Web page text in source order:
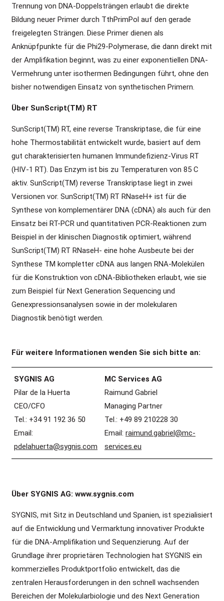
Trennung von DNA-Doppelsträngen erlaubt die direkte
Bildung neuer Primer durch TthPrimPol auf den gerade
freigelegten Strängen. Diese Primer dienen als
Anknüpfpunkte für die Phi29-Polymerase, die dann direkt mit
der Amplifikation beginnt, was zu einer exponentiellen DNA-
Vermehrung unter isothermen Bedingungen führt, ohne den
bisher notwendigen Einsatz von synthetischen Primern.
Über SunScript(TM) RT
SunScript(TM) RT, eine reverse Transkriptase, die für eine
hohe Thermostabilität entwickelt wurde, basiert auf dem
gut charakterisierten humanen Immundefizienz-Virus RT
(HIV-1 RT). Das Enzym ist bis zu Temperaturen von 85 C
aktiv. SunScript(TM) reverse Transkriptase liegt in zwei
Versionen vor. SunScript(TM) RT RNaseH+ ist für die
Synthese von komplementärer DNA (cDNA) als auch für den
Einsatz bei RT-PCR und quantitativen PCR-Reaktionen zum
Beispiel in der klinischen Diagnostik optimiert, während
SunScript(TM) RT RNaseH- eine hohe Ausbeute bei der
Synthese TM kompletter cDNA aus langen RNA-Molekülen
für die Konstruktion von cDNA-Bibliotheken erlaubt, wie sie
zum Beispiel für Next Generation Sequencing und
Genexpressionsanalysen sowie in der molekularen
Diagnostik benötigt werden.
Für weitere Informationen wenden Sie sich bitte an:
SYGNIS AG
Pilar de la Huerta
CEO/CFO
Tel.: +34 91 192 36 50
Email:
pdelahuerta@sygnis.com
MC Services AG
Raimund Gabriel
Managing Partner
Tel.: +49 89 210228 30
Email: raimund.gabriel@mc-
services.eu
Über SYGNIS AG: www.sygnis.com
SYGNIS, mit Sitz in Deutschland und Spanien, ist spezialisiert
auf die Entwicklung und Vermarktung innovativer Produkte
für die DNA-Amplifikation und Sequenzierung. Auf der
Grundlage ihrer proprietären Technologien hat SYGNIS ein
kommerzielles Produktportfolio entwickelt, das die
zentralen Herausforderungen in den schnell wachsenden
Bereichen der Molekularbiologie und des Next Generation